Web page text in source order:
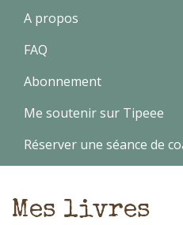
A propos
FAQ
Abonnement
Me soutenir sur Tipeee
Réserver une séance de
Mes livres